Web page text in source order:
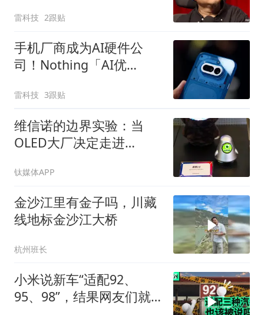
雷科技 2跟贴
手机厂商成为AI硬件公
司！Nothing「AI优
雷科技 3跟贴
维信诺的边界实验：当
OLED大厂决定走进
钛媒体APP
金沙江里有金子吗，川藏
线地标金沙江大桥
杭州班长
小米说新车“适配92、
95、98”，结果网友们就